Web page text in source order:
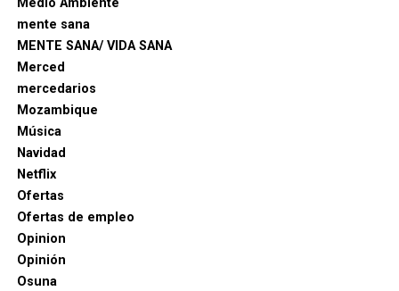
Medio Ambiente
mente sana
MENTE SANA/ VIDA SANA
Merced
mercedarios
Mozambique
Música
Navidad
Netflix
Ofertas
Ofertas de empleo
Opinion
Opinión
Osuna